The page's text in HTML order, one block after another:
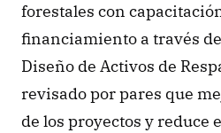
forestales con
financiamiento a través
Diseño de Activos de
revisado por pares que
de los proyectos y reduce